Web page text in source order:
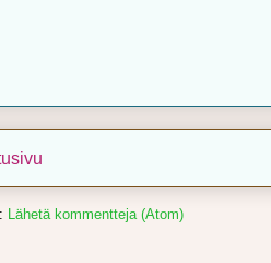
Lähetä kommentteja (Atom)